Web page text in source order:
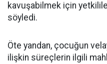
kavuşabilmek için
söyledi.
Öte yandan, çocuğun
ilişkin süreçlerin ilgili